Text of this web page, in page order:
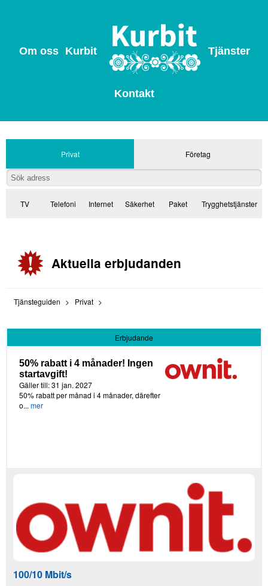
Om oss Kurbit Tjänster
Kontakt
Privat Företag
TV Telefoni Internet Säkerhet Paket Trygghetstjänster
Aktuella erbjudanden
Tjänsteguiden Privat
Erbjudande
50% rabatt i 4 månader! Ingen
startavgift!
Gäller till: 31 jan. 2027
50% rabatt per månad i 4 månader, därefter
o... mer
100/10 Mbit/s